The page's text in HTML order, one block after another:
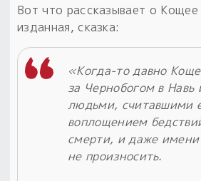
Вот что рассказывает о
изданная, сказка:
«Когда-то давно
за Чернобогом в Навь
людьми, считавшими
воплощением
смерти, и даже имени
не произносить.